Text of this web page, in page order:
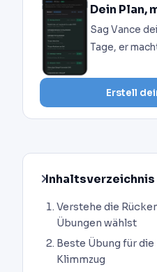
Dein Plan,
Sag Vance
Tage, er
Erstell
Inhaltsverzeichnis
Verstehe die
Übungen wählst
Beste Übung für
Klimmzug